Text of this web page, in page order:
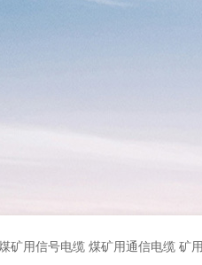
矿用通信电缆 橡套软电缆YZ-3*1.5+1 YCW橡胶电缆3*10+1*6 船用橡套软电缆CEFR-3*2.5 煤矿用移动橡套软电缆MY3*4+1*4